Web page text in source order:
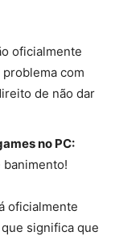
oficialmente
com
de não dar
no PC:
oficialmente
significa que